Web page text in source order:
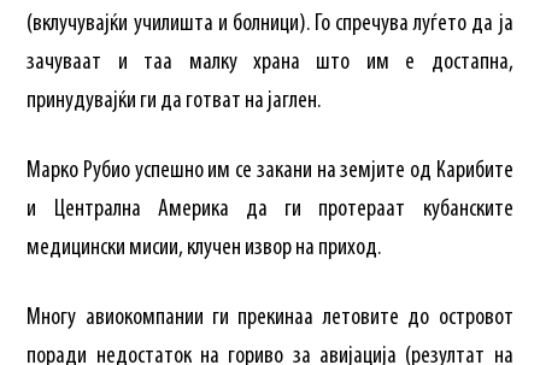
(вклучувајќи училишта и болници). Го спречува луѓето да ја
зачуваат и таа малку храна што им е достапна,
принудувајќи ги да готват на јаглен.
Марко Рубио успешно им се закани на земјите од Карибите
и Централна Америка да ги протераат кубанските
медицински мисии, клучен извор на приход.
Многу авиокомпании ги прекинаа летовите до островот
поради недостаток на гориво за авијација (резултат на